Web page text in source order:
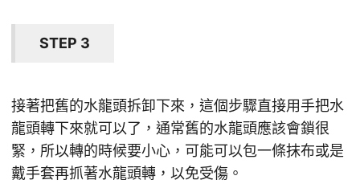
STEP 3
接著把舊的水龍頭拆卸下來，這個步驟直接用手把水
龍頭轉下來就可以了，通常舊的水龍頭應該會鎖很
緊，所以轉的時候要小心，可能可以包一條抹布或是
戴手套再抓著水龍頭轉，以免受傷。